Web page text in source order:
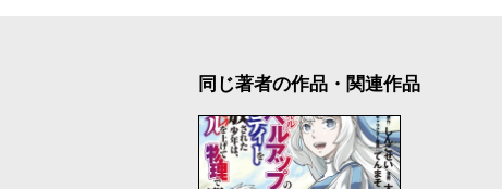
同じ著者の作品・関連作品